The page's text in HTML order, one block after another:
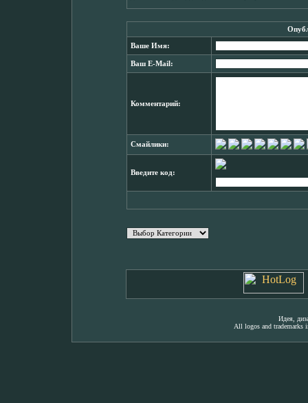
Ваше Имя:
Ваш E-Mail:
Комментарий:
Смайлики:
Введите код:
Идея,
All logos and trademarks